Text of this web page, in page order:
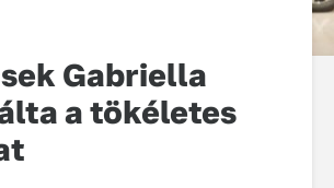
Gabriella
a tökéletes